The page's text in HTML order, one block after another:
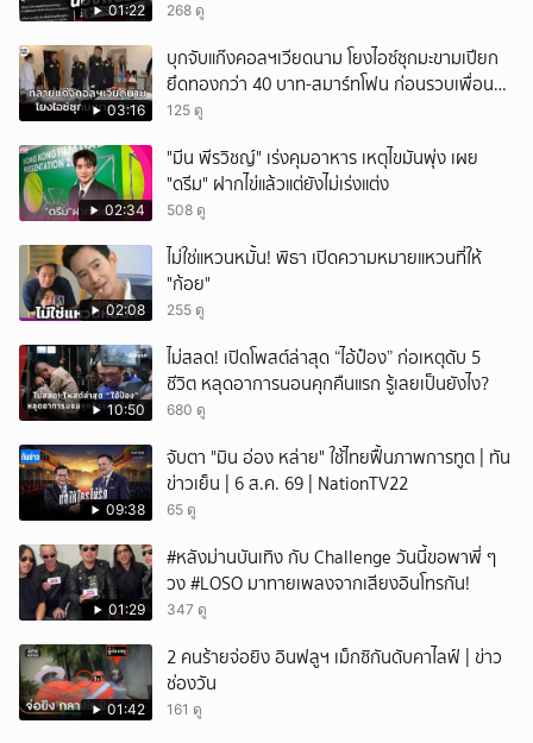
01:22 268 ดู
03:16
บุกจับแก๊งคอลฯเวียดนาม โยงไอซ์ซุกมะขามเปียก
ยึดทองกว่า 40 บาท-สมาร์ทโฟน ก่อนรวบเพื่อน
ร่วมทีมหอบเงิน 1.5 แสนติดสินบนคาโรงพัก
125 ดู
02:34
"มีน พีรวิชญ์" เร่งคุมอาหาร เหตุไขมันพุ่ง เผย
"ดรีม" ฝากไข่แล้วแต่ยังไม่เร่งแต่ง
508 ดู
02:08
ไม่ใช่แหวนหมั้น! พิธา เปิดความหมายแหวนที่ให้
"ก้อย"
255 ดู
10:50
ไม่สลด! เปิดโพสต์ล่าสุด “ไอ้ป๋อง” ก่อเหตุดับ 5
ชีวิต หลุดอาการนอนคุกคืนแรก รู้เลยเป็นยังไง?
680 ดู
09:38
จับตา "มิน อ่อง หล่าย" ใช้ไทยฟื้นภาพการทูต | ทัน
ข่าวเย็น | 6 ส.ค. 69 | NationTV22
65 ดู
01:29
#หลังม่านบันเทิง กับ Challenge วันนี้ขอพาพี่ ๆ
วง #LOSO มาทายเพลงจากเสียงอินโทรกัน!
347 ดู
01:42
2 คนร้ายจ่อยิง อินฟลูฯ เม็กซิกันดับคาไลฟ์ | ข่าว
ช่องวัน
161 ดู